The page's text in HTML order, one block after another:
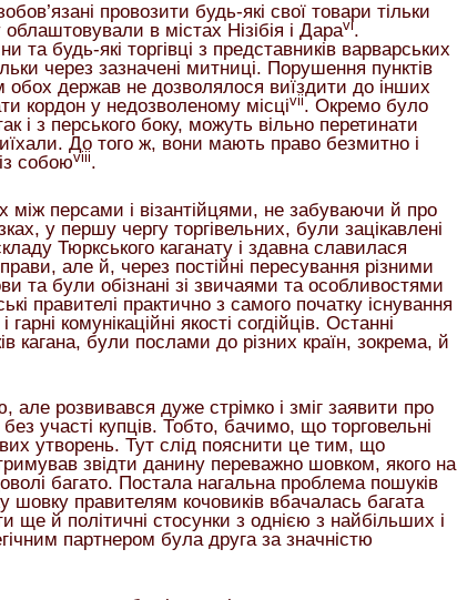
провозити будь-які свої товари тільки
в містах Нізібія і Дараvi.
будь-які торгівці з представників варварських
через зазначені митниці. Порушення пунктів
обох держав не дозволялося виїздити до інших
кордон у недозволеному місціvii. Окремо було
і з перського боку, можуть вільно перетинати
До того ж, вони мають право безмитно і
собоюviii.
між персами і візантійцями, не забуваючи й про
у першу чергу торгівельних, були зацікавлені
Тюркського каганату і здавна славилася
але й, через постійні пересування різними
та були обізнані зі звичаями та особливостями
правителі практично з самого початку існування
комунікаційні якості согдійців. Останні
кагана, були послами до різних країн, зокрема, й
розвивався дуже стрімко і зміг заявити про
участі купців. Тобто, бачимо, що торговельні
утворень. Тут слід пояснити це тим, що
звідти данину переважно шовком, якого на
багато. Постала нагальна проблема пошуків
правителям кочовиків вбачалась багата
ще й політичні стосунки з однією з найбільших і
партнером була друга за значністю